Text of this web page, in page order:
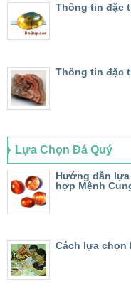
Thông tin đặc
Thông tin đặc
Lựa Chọn Đá Quý
Hướng dẫn
hợp Mệnh
Cách lựa chọn